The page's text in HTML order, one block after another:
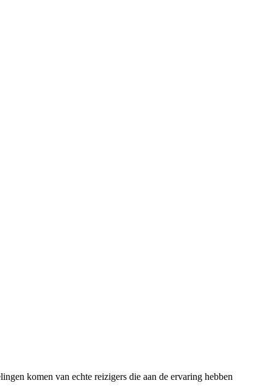
komen van echte reizigers die aan de ervaring hebben